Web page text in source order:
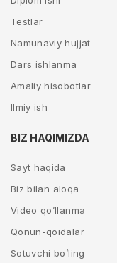
Testlar
Namunaviy hujjat
Dars ishlanma
Amaliy hisobotlar
Ilmiy ish
BIZ HAQIMIZDA
Sayt haqida
Biz bilan aloqa
Video qo’llanma
Qonun-qoidalar
Sotuvchi bo’ling